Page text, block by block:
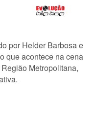
por Helder Barbosa e
que acontece na cena
Metropolitana,